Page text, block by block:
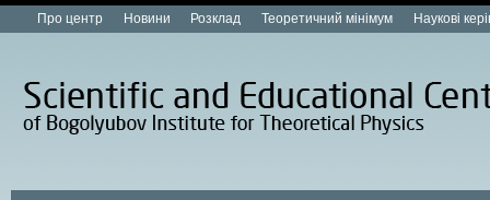
Про центр Новини Розклад Теоретичний мінімум Наукові